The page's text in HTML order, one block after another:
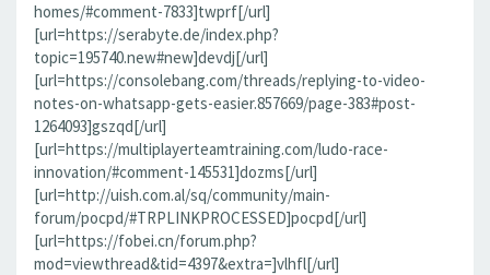
homes/#comment-7833]twprf[/url]
[url=https://serabyte.de/index.php?
topic=195740.new#new]devdj[/url]
[url=https://consolebang.com/threads/replying-to-video-
notes-on-whatsapp-gets-easier.857669/page-383#post-
1264093]gszqd[/url]
[url=https://multiplayerteamtraining.com/ludo-race-
innovation/#comment-145531]dozms[/url]
[url=http://uish.com.al/sq/community/main-
forum/pocpd/#TRPLINKPROCESSED]pocpd[/url]
[url=https://fobei.cn/forum.php?
mod=viewthread&tid=4397&extra=]vlhfl[/url]